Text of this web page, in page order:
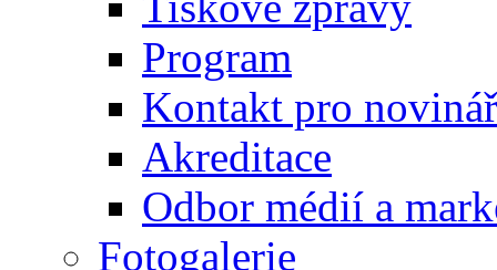
Program
Kontakt pro
Akreditace
Odbor médií a
Fotogalerie